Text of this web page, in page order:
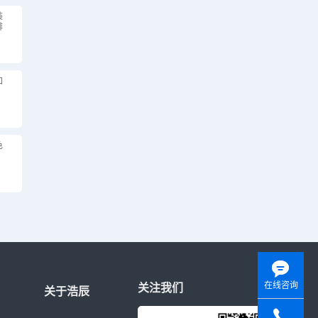
关于浩辰 关注我们 在线咨询